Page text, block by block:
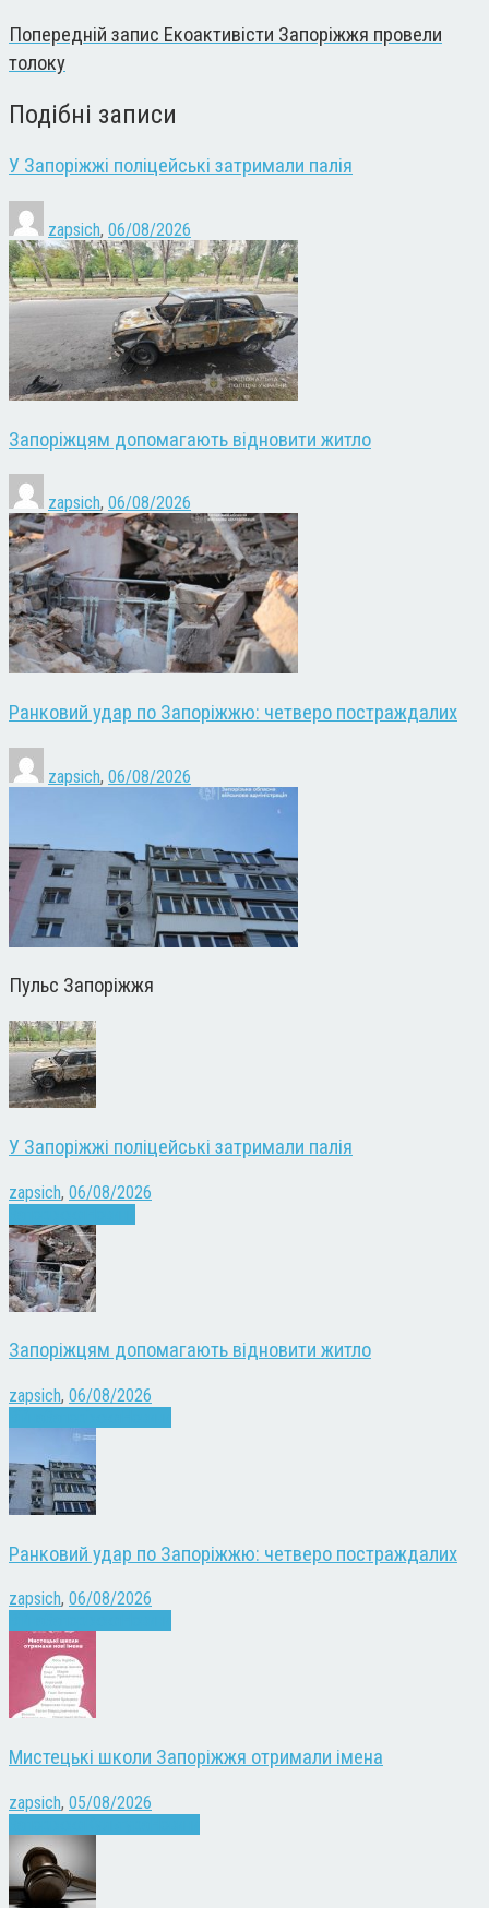
Попередній запис Екоактивісти Запоріжжя провели
толоку
Подібні записи
У Запоріжжі поліцейські затримали палія
zapsich, 06/08/2026
Запоріжцям допомагають відновити житло
zapsich, 06/08/2026
Ранковий удар по Запоріжжю: четверо постраждалих
zapsich, 06/08/2026
Пульс Запоріжжя
У Запоріжжі поліцейські затримали палія
zapsich, 06/08/2026
Запоріжцям допомагають відновити житло
zapsich, 06/08/2026
Ранковий удар по Запоріжжю: четверо постраждалих
zapsich, 06/08/2026
Мистецькі школи Запоріжжя отримали імена
zapsich, 05/08/2026